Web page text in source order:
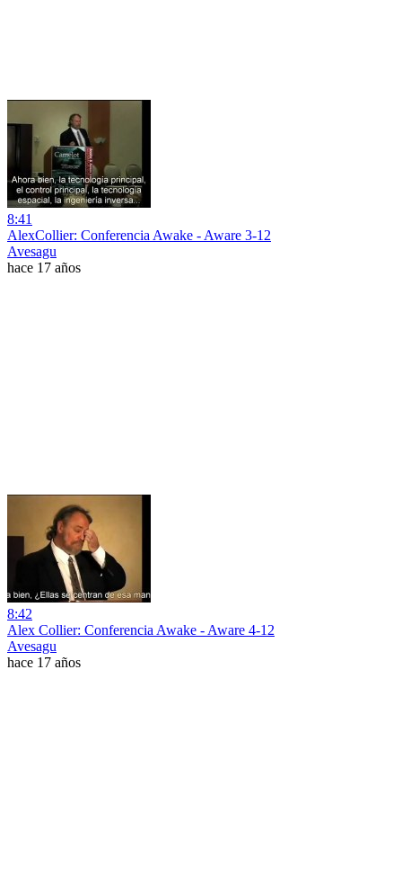
8:41
AlexCollier: Conferencia Awake - Aware 3-12
Avesagu
hace 17 años
8:42
Alex Collier: Conferencia Awake - Aware 4-12
Avesagu
hace 17 años